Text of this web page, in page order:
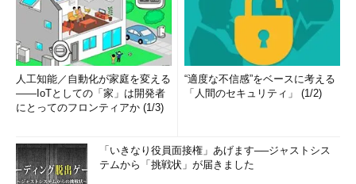
人工知能／自動化が家庭を変える
――IoTとしての「家」は開発者
にとってのフロンティアか (1/3)
“適度な不信感”をベースに考える
「人間のセキュリティ」 (1/2)
「いきなり役員面接権」あげます──ジャストシス
テムから「挑戦状」が届きました